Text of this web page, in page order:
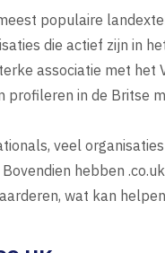
populaire
die actief zijn in
associatie met het
profileren in de Britse
veel
hebben
wat kan